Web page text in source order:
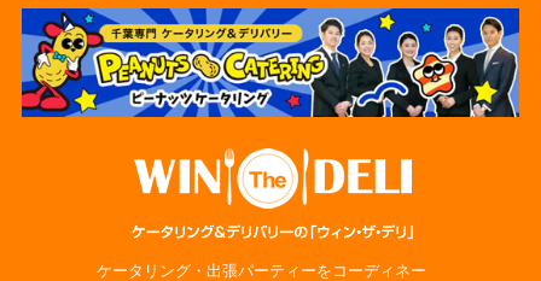
ケータリング・出張パーティーをコーディネー